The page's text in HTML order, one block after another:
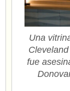
Una
fue